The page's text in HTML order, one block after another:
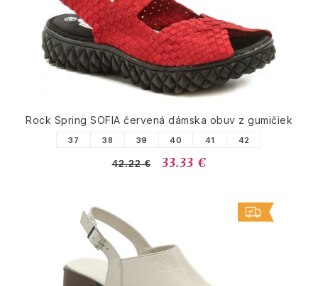
Rock Spring SOFIA červená dámska obuv z gumičiek
37 38 39 40 41 42
42.22 € 33.33 €